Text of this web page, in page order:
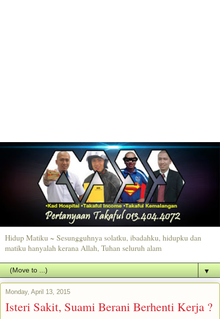
Hidup Matiku ~ Sesungguhnya solatku, ibadahku, hidupku dan
matiku hanyalah kerana Allah, Tuhan seluruh alam
▼
Monday, April 13, 2015
Isteri Sakit, Suami Berani Berhenti Kerja ?